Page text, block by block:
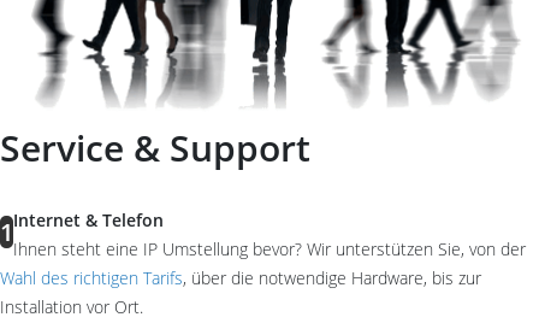
Service & Support
1 Internet & Telefon
Ihnen steht eine IP Umstellung bevor? Wir unterstützen Sie, von der
Wahl des richtigen Tarifs, über die notwendige Hardware, bis zur
Installation vor Ort.